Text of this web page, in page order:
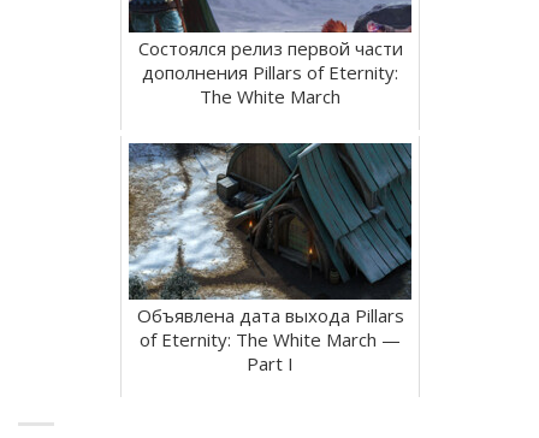
Состоялся релиз первой части
дополнения Pillars of Eternity:
The White March
Объявлена дата выхода Pillars
of Eternity: The White March —
Part I